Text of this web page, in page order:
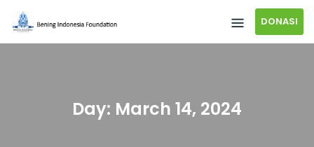
DONASI
Day: March 14, 2024